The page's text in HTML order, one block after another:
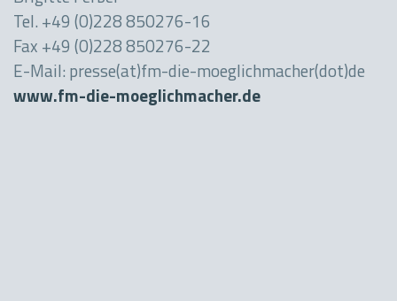
Tel. +49 (0)228 850276-16
Fax +49 (0)228 850276-22
E-Mail: presse(at)fm-die-moeglichmacher(dot)de
www.fm-die-moeglichmacher.de